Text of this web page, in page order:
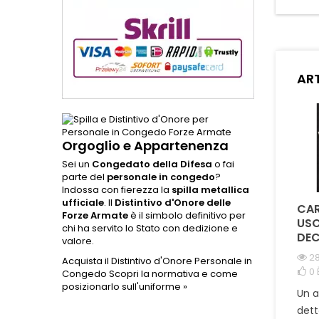
Orgoglio e Appartenenza
Sei un Congedato della Difesa o fai
parte del personale in congedo?
Indossa con fierezza la spilla metallica
ufficiale. Il Distintivo d'Onore delle
Forze Armateè il simbolo definitivo per
chi ha servito lo Stato con dedizione e
valore.
Acquista il Distintivo d'Onore Personale in
Congedo Scopri la normativa e come
posizionarlo sull'uniforme »
di
LE
ORIGINALI
?
1967 visualizzazioni
QUAL È LA DIFFERENZA
TRA LA CORDURA
ZAINI TATTICI ?
981 visualizzazioni
0
Un